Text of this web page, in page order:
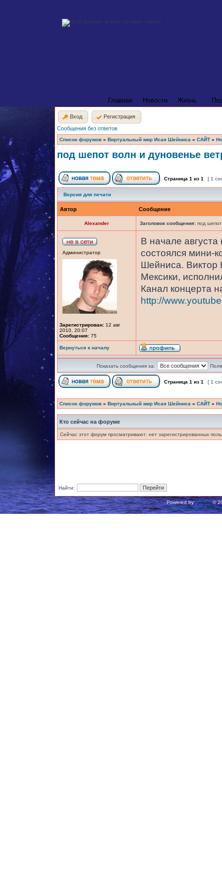
Главная Новости Жизнь
Вход
Регистрация
Сообщения без ответов
Список форумов » Виртуальный мир Исая Шейниса » САЙТ »
под шепот волн и дуновенье
Страница 1 из 1 [ 1
Версия для печати
Автор Сообщение
Alexander Заголовок сообщения: под
Администратор
Зарегистрирован: 12 авг
2010, 20:07
Сообщения: 75
В начале
состоялся мини-
Шейниса. Виктор
Мексики,
Канал концерта
http://
Вернуться к началу
Показать сообщения за:
Страница 1 из 1 [ 1
Список форумов » Виртуальный мир Исая Шейниса » САЙТ »
Кто сейчас на форуме
Сейчас этот форум просматривают: нет зарегистрированных
Найти:
Powered byphpBB©
Русская поддержка